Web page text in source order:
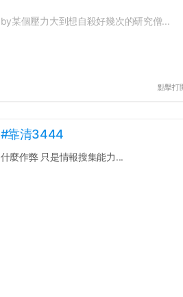
by某個壓力大到想自殺好幾次的研究僧...
點擊打
#靠清3444
什麼作弊 只是情報搜集能力...